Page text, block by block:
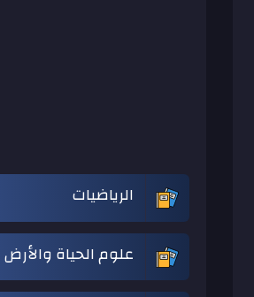
الرياضيات
علوم الحياة والأرض